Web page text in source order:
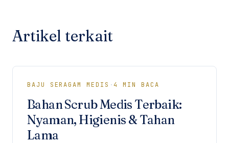
Artikel terkait
BAJU SERAGAM MEDIS ·4 MIN BACA
Bahan Scrub Medis Terbaik:
Nyaman, Higienis & Tahan
Lama